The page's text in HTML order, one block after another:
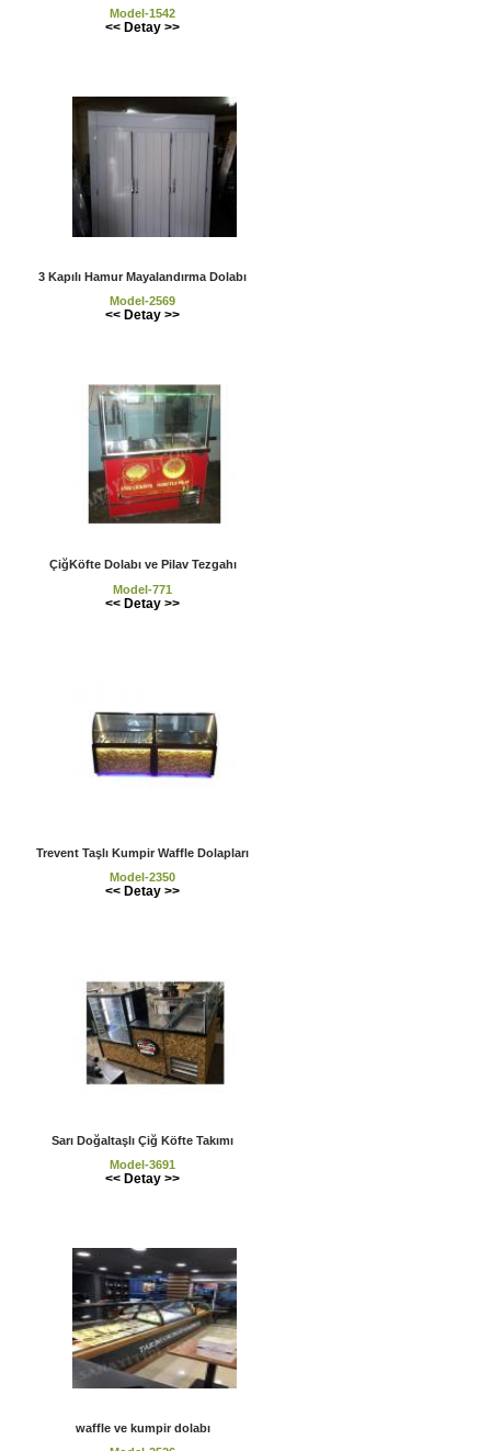
Model-1542
<< Detay >>
3 Kapılı Hamur Mayalandırma Dolabı
Model-2569
<< Detay >>
ÇiğKöfte Dolabı ve Pilav Tezgahı
Model-771
<< Detay >>
Trevent Taşlı Kumpir Waffle Dolapları
Model-2350
<< Detay >>
Sarı Doğaltaşlı Çiğ Köfte Takımı
Model-3691
<< Detay >>
waffle ve kumpir dolabı